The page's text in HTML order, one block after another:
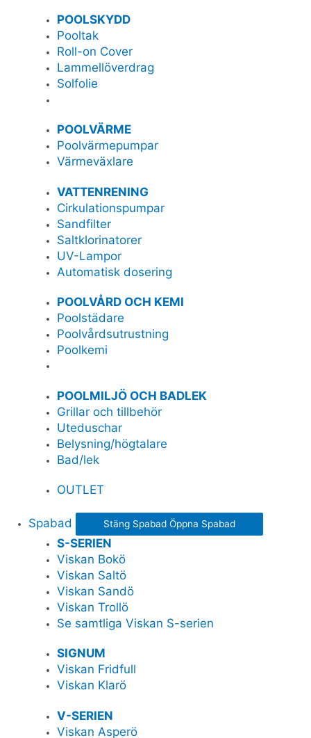
POOLSKYDD
Pooltak
Roll-on Cover
Lammellöverdrag
Solfolie
POOLVÄRME
Poolvärmepumpar
Värmeväxlare
VATTENRENING
Cirkulationspumpar
Sandfilter
Saltklorinatorer
UV-Lampor
Automatisk dosering
POOLVÅRD OCH KEMI
Poolstädare
Poolvårdsutrustning
Poolkemi
POOLMILJÖ OCH BADLEK
Grillar och tillbehör
Uteduschar
Belysning/högtalare
Bad/lek
OUTLET
Spabad Stäng Spabad Öppna Spabad
S-SERIEN
Viskan Bokö
Viskan Saltö
Viskan Sandö
Viskan Trollö
Se samtliga Viskan S-serien
SIGNUM
Viskan Fridfull
Viskan Klarö
V-SERIEN
Viskan Asperö